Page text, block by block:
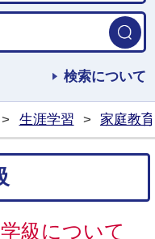
検索について
> 生涯学習 > 家庭教育
級について